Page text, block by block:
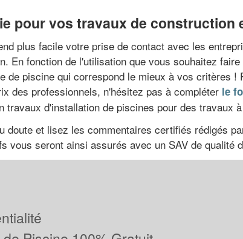
pour vos travaux de construction
plus facile votre prise de contact avec les
En fonction de l'utilisation que vous souhaitez
de piscine qui correspond le mieux à vos critères
des professionnels, n'hésitez pas à compléter le
travaux d'installation de piscines pour des travaux
doute et lisez les commentaires certifiés rédigés
vous seront ainsi assurés avec un SAV de qualité